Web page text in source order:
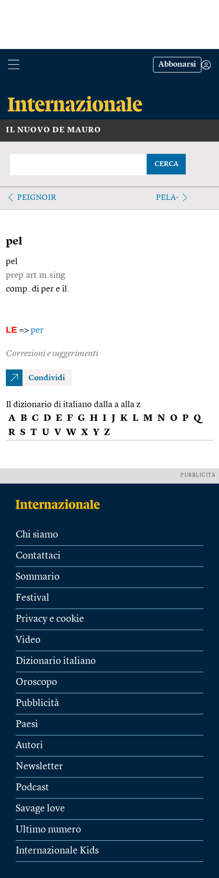
Abbonarsi
IL NUOVO DE MAURO
CERCA
PEIGNOIR PELA-
pel
pel
prep.art.m.sing.
comp. di per e il.
LE => per
Correzioni e suggerimenti
Condividi
Il dizionario di italiano dalla a alla z
A B C D E F G H I J K L M N O P Q
R S T U V W X Y Z
PUBBLICITÀ
Chi siamo
Contattaci
Sommario
Festival
Privacy e cookie
Video
Dizionario italiano
Oroscopo
Pubblicità
Paesi
Autori
Newsletter
Podcast
Savage love
Ultimo numero
Internazionale Kids